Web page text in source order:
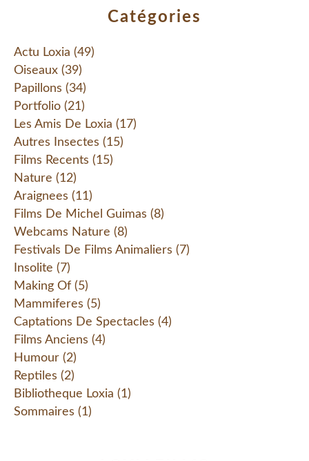
Catégories
Actu Loxia (49)
Oiseaux (39)
Papillons (34)
Portfolio (21)
Les Amis De Loxia (17)
Autres Insectes (15)
Films Recents (15)
Nature (12)
Araignees (11)
Films De Michel Guimas (8)
Webcams Nature (8)
Festivals De Films Animaliers (7)
Insolite (7)
Making Of (5)
Mammiferes (5)
Captations De Spectacles (4)
Films Anciens (4)
Humour (2)
Reptiles (2)
Bibliotheque Loxia (1)
Sommaires (1)